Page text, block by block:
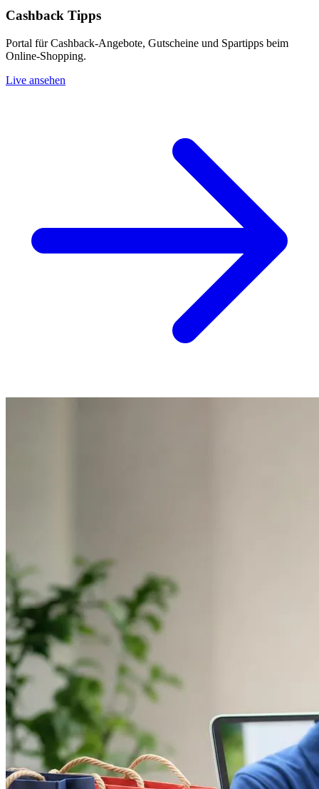
Cashback Tipps
Portal für Cashback-Angebote, Gutscheine und Spartipps beim
Online-Shopping.
Live ansehen